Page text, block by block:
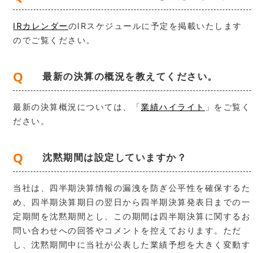
IRカレンダーのIRスケジュールに予定を掲載いたします
のでご覧ください。
Q 最新の決算の概況を教えてください。
最新の決算概況については、「業績ハイライト 」をご覧く
ださい。
Q 沈黙期間は設定していますか？
当社は、四半期決算情報の漏洩を防ぎ公平性を確保するた
め、四半期決算期日の翌日から四半期決算発表日までの一
定期間を沈黙期間とし、この期間は四半期決算に関するお
問い合わせへの回答やコメントを控えております。ただ
し、沈黙期間中に当社が公表した業績予想を大きく変動す